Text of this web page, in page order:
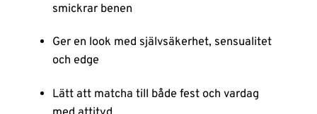
smickrar benen
Ger en look med självsäkerhet, sensualitet
och edge
Lätt att matcha till både fest och vardag